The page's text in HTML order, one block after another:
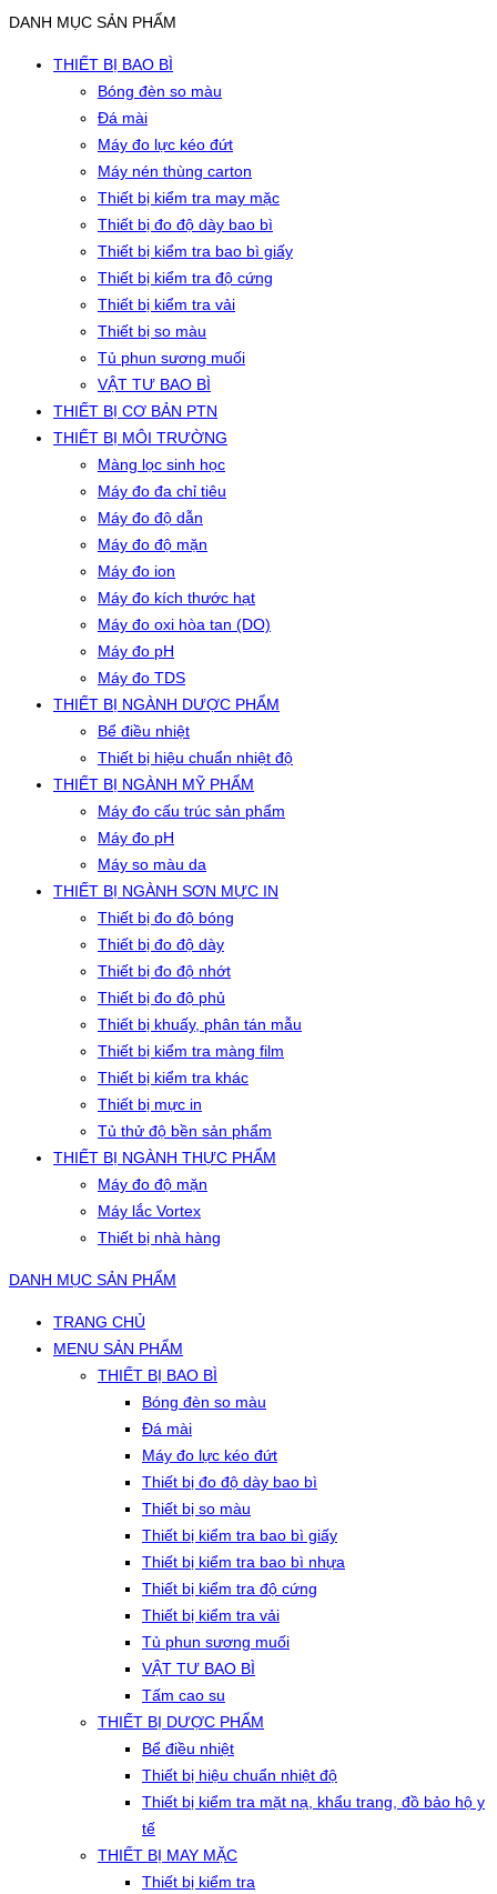
DANH MỤC SẢN PHẨM
THIẾT BỊ BAO BÌ
Bóng đèn so màu
Đá mài
Máy đo lực kéo đứt
Máy nén thùng carton
Thiết bị kiểm tra may mặc
Thiết bị đo độ dày bao bì
Thiết bị kiểm tra bao bì giấy
Thiết bị kiểm tra độ cứng
Thiết bị kiểm tra vải
Thiết bị so màu
Tủ phun sương muối
VẬT TƯ BAO BÌ
THIẾT BỊ CƠ BẢN PTN
THIẾT BỊ MÔI TRƯỜNG
Màng lọc sinh học
Máy đo đa chỉ tiêu
Máy đo độ dẫn
Máy đo độ mặn
Máy đo ion
Máy đo kích thước hạt
Máy đo oxi hòa tan (DO)
Máy đo pH
Máy đo TDS
THIẾT BỊ NGÀNH DƯỢC PHẨM
Bể điều nhiệt
Thiết bị hiệu chuẩn nhiệt độ
THIẾT BỊ NGÀNH MỸ PHẨM
Máy đo cấu trúc sản phẩm
Máy đo pH
Máy so màu da
THIẾT BỊ NGÀNH SƠN MỰC IN
Thiết bị đo độ bóng
Thiết bị đo độ dày
Thiết bị đo độ nhớt
Thiết bị đo độ phủ
Thiết bị khuấy, phân tán mẫu
Thiết bị kiểm tra màng film
Thiết bị kiểm tra khác
Thiết bị mực in
Tủ thử độ bền sản phẩm
THIẾT BỊ NGÀNH THỰC PHẨM
Máy đo độ mặn
Máy lắc Vortex
Thiết bị nhà hàng
DANH MỤC SẢN PHẨM
TRANG CHỦ
MENU SẢN PHẨM
THIẾT BỊ BAO BÌ
Bóng đèn so màu
Đá mài
Máy đo lực kéo đứt
Thiết bị đo độ dày bao bì
Thiết bị so màu
Thiết bị kiểm tra bao bì giấy
Thiết bị kiểm tra bao bì nhựa
Thiết bị kiểm tra độ cứng
Thiết bị kiểm tra vải
Tủ phun sương muối
VẬT TƯ BAO BÌ
Tấm cao su
THIẾT BỊ DƯỢC PHẨM
Bể điều nhiệt
Thiết bị hiệu chuẩn nhiệt độ
Thiết bị kiểm tra mặt nạ, khẩu trang, đồ bảo hộ y
tế
THIẾT BỊ MAY MẶC
Thiết bị kiểm tra